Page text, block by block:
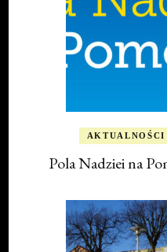
AKTUALNOŚCI
Pola Nadziei na